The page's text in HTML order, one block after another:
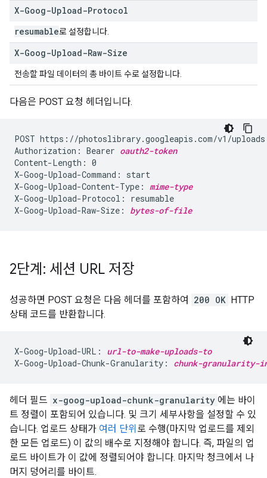
X-Goog-Upload-Protocol
resumable로 설정합니다.
X-Goog-Upload-Raw-Size
전송할 파일 데이터의 총 바이트 수로 설정합니다.
다음은 POST 요청 헤더입니다.
POST https://photoslibrary.googleapis.com/v1/uploads
Authorization: Bearer oauth2-token
Content-Length: 0
X-Goog-Upload-Command: start
X-Goog-Upload-Content-Type: mime-type
X-Goog-Upload-Protocol: resumable
X-Goog-Upload-Raw-Size: bytes-of-file
2단계: 세션 URL 저장
성공하면 POST 요청은 다음 헤더를 포함하여 200 OK HTTP
상태 코드를 반환합니다.
X-Goog-Upload-URL: url-to-make-uploads-to
X-Goog-Upload-Chunk-Granularity: chunk-granularity-
헤더 필드 x-goog-upload-chunk-granularity 에는 바이
트 정렬이 포함되어 있습니다. 및 크기 세부사항을 설정할 수 있
습니다. 업로드 상태가 여러 단위 로 수행(마지막 업로드를 제외
한 모든 업로드) 이 값의 배수로 지정해야 합니다. 즉, 파일의 업
로드 바이트가 이 값에 정렬되어야 합니다. 마지막 청크에서 나
머지 덩어리를 바이트.